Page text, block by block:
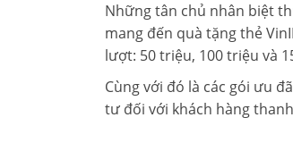
Những tân chủ nhân biệt
mang đến quà tặng thẻ
lượt: 50 triệu, 100 triệu và
Cùng với đó là các gói ưu
tư đối với khách hàng